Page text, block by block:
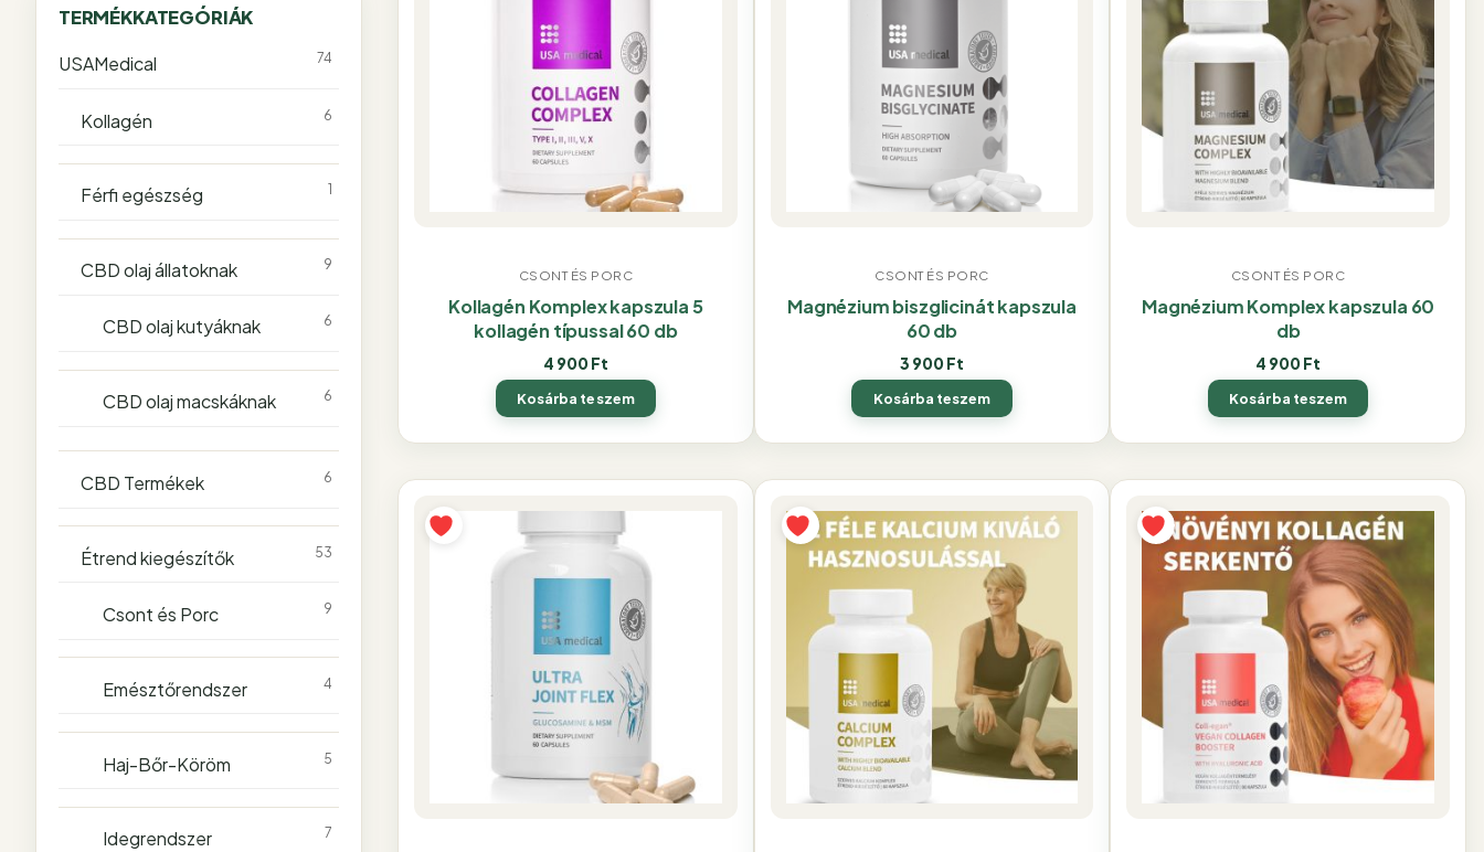
CSONT ÉS PORC
Kollagén Komplex kapszula 5
kollagén típussal 60 db
4 900 Ft
Kosárba teszem
CSONT ÉS PORC
Magnézium biszglicinát kapszula
60 db
3 900 Ft
Kosárba teszem
CSONT ÉS PORC
Magnézium Komplex kapszula 60
db
4 900 Ft
Kosárba teszem
TERMÉKKATEGÓRIÁK
USAMedical
74
Kollagén 6
Férfi egészség 1
CBD olaj állatoknak 9
CBD olaj kutyáknak 6
CBD olaj macskáknak 6
CBD Termékek 6
Étrend kiegészítők 53
Csont és Porc 9
Emésztőrendszer 4
Haj-Bőr-Köröm 5
Idegrendszer 7